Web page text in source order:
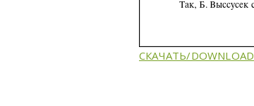
СКАЧАТЬ/DOWNLOAD